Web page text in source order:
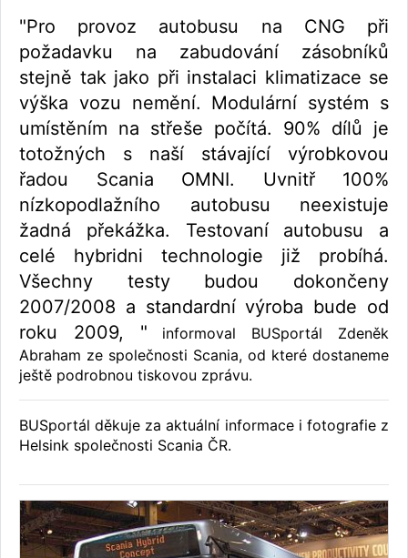
"Pro provoz autobusu na CNG při
požadavku na zabudování zásobníků
stejně tak jako při instalaci klimatizace se
výška vozu nemění. Modulární systém s
umístěním na střeše počítá. 90% dílů je
totožných s naší stávající výrobkovou
řadou Scania OMNI. Uvnitř 100%
nízkopodlažního autobusu neexistuje
žadná překážka. Testovaní autobusu a
celé hybridni technologie již probíhá.
Všechny testy budou dokončeny
2007/2008 a standardní výroba bude od
roku 2009, " informoval BUSportál Zdeněk
Abraham ze společnosti Scania, od které dostaneme
ještě podrobnou tiskovou zprávu.
BUSportál děkuje za aktuální informace i fotografie z
Helsink společnosti Scania ČR.